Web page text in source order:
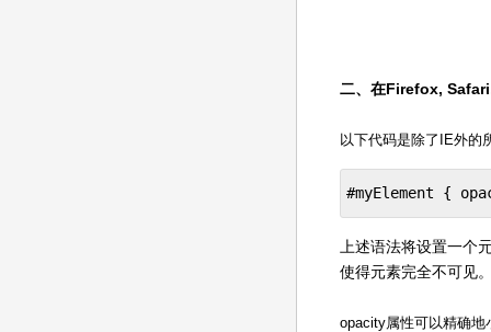
二、在Firefox,
以下代码是除了IE外的
#myElement {
上述语法将设置一个
使得元素完全不可见
opacity属性可以精确地